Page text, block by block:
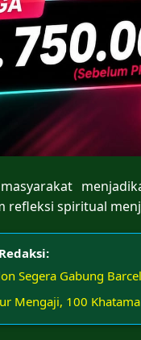
refleksi spiritual
Segera Gabung
Mengaji, 100